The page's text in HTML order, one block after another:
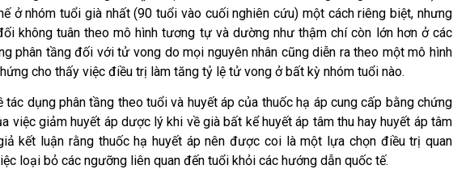
ở nhóm tuổi già nhất (90 tuổi vào cuối nghiên cứu) một cách riêng biệt, nhưng
không tuân theo mô hình tương tự và dường như thậm chí còn lớn hơn ở các
phân tầng đối với tử vong do mọi nguyên nhân cũng diễn ra theo một mô hình
cho thấy việc điều trị làm tăng tỷ lệ tử vong ở bất kỳ nhóm tuổi nào.
tác dụng phân tầng theo tuổi và huyết áp của thuốc hạ áp cung cấp bằng chứng
việc giảm huyết áp dược lý khi về già bất kể huyết áp tâm thu hay huyết áp tâm
kết luận rằng thuốc hạ huyết áp nên được coi là một lựa chọn điều trị quan
loại bỏ các ngưỡng liên quan đến tuổi khỏi các hướng dẫn quốc tế.